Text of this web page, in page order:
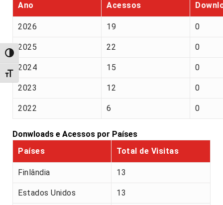
Alternar alto contraste
Alternar tamanho da fonte
Ano Acessos
2026 19 0
2025 22 0
2024 15 0
2023 12 0
2022 6 0
Donwloads e Acessos por Países
Países
Total de Visitas
Finlândia 13
Estados Unidos 13